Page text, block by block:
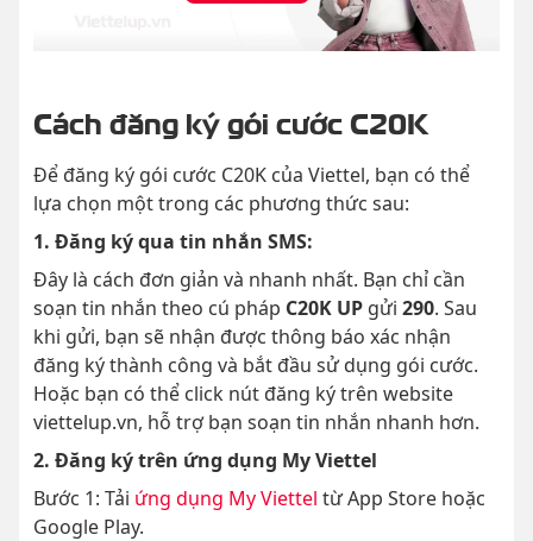
Cách đăng ký gói cước C20K
Để đăng ký gói cước C20K của Viettel, bạn có thể
lựa chọn một trong các phương thức sau:
1. Đăng ký qua tin nhắn SMS:
Đây là cách đơn giản và nhanh nhất. Bạn chỉ cần
soạn tin nhắn theo cú pháp C20K UP gửi 290. Sau
khi gửi, bạn sẽ nhận được thông báo xác nhận
đăng ký thành công và bắt đầu sử dụng gói cước.
Hoặc bạn có thể click nút đăng ký trên website
viettelup.vn, hỗ trợ bạn soạn tin nhắn nhanh hơn.
2. Đăng ký trên ứng dụng My Viettel
Bước 1: Tải ứng dụng My Viettel từ App Store hoặc
Google Play.